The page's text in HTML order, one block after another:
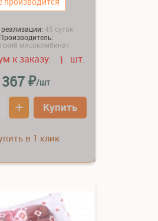
45 суток
Производитель:
мясокомбинат
к заказу: 1 шт.
367₽/шт
+ Купить
в 1 клик